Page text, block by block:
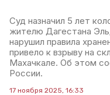
Суд назначил 5 лет
жителю Дагестана
нарушил правила
привело к взрыву на
Махачкале. Об этом
России.
17 ноября 2025, 16:33